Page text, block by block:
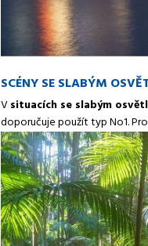
SCÉNY SE SLABÝM
Vsituacích se slabým
doporučuje použít typ No1.